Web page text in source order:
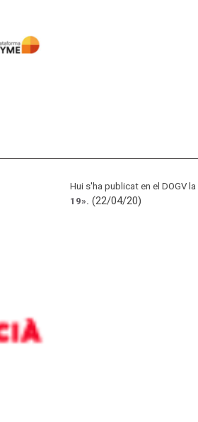
Hui s'ha publicat en el DOGV la
19». (22/04/20)